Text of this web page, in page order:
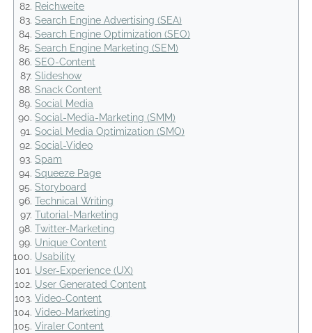
Reichweite
Search Engine Advertising (SEA)
Search Engine Optimization (SEO)
Search Engine Marketing (SEM)
SEO-Content
Slideshow
Snack Content
Social Media
Social-Media-Marketing (SMM)
Social Media Optimization (SMO)
Social-Video
Spam
Squeeze Page
Storyboard
Technical Writing
Tutorial-Marketing
Twitter-Marketing
Unique Content
Usability
User-Experience (UX)
User Generated Content
Video-Content
Video-Marketing
Viraler Content